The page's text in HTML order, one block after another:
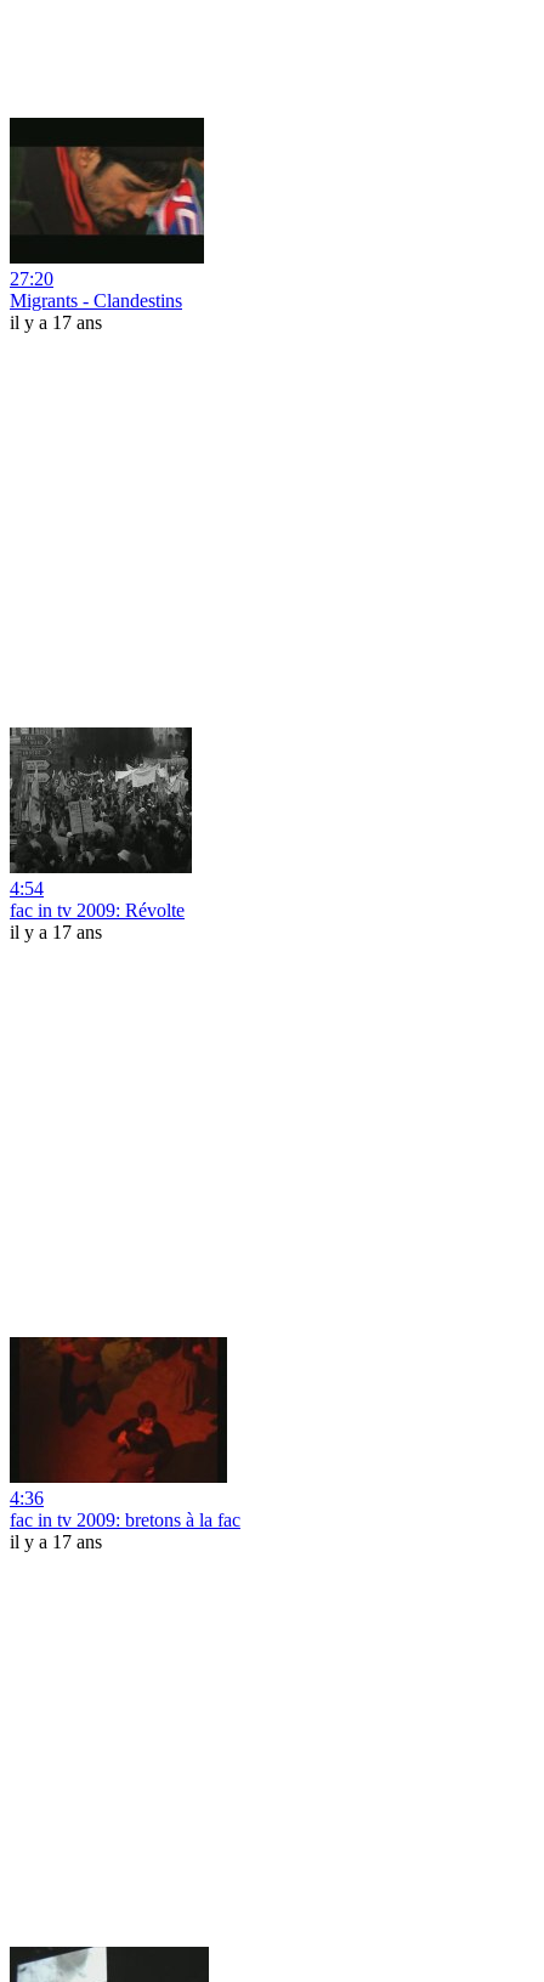
27:20
Migrants - Clandestins
il y a 17 ans
4:54
fac in tv 2009: Révolte
il y a 17 ans
4:36
fac in tv 2009: bretons à la fac
il y a 17 ans